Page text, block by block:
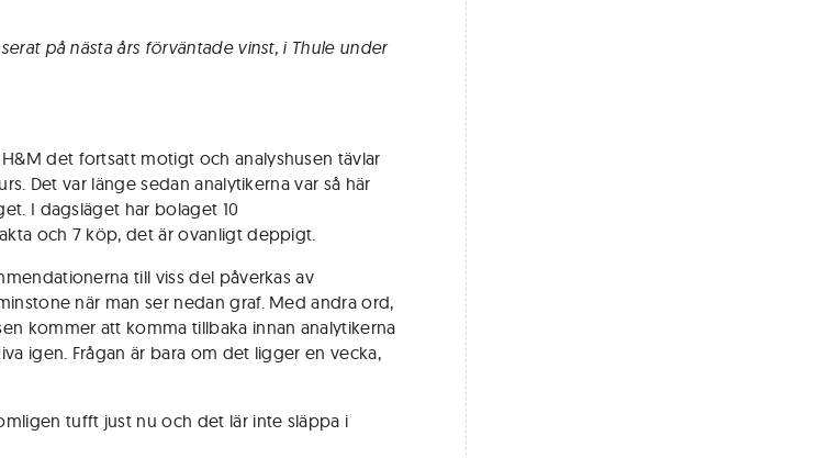
på nästa års förväntade vinst, i Thule under
det fortsatt motigt och analyshusen tävlar
Det var länge sedan analytikerna var så här
I dagsläget har bolaget 10
och 7 köp, det är ovanligt deppigt.
till viss del påverkas av
när man ser nedan graf. Med andra ord,
kommer att komma tillbaka innan analytikerna
igen. Frågan är bara om det ligger en vecka,
tufft just nu och det lär inte släppa i